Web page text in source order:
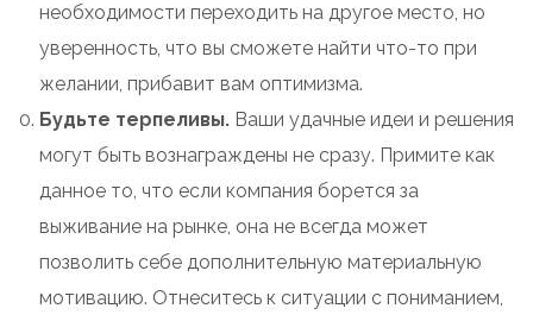
необходимости переходить на другое место, но
уверенность, что вы сможете найти что-то при
желании, прибавит вам оптимизма.
Будьте терпеливы. Ваши удачные идеи и решения
могут быть вознаграждены не сразу. Примите как
данное то, что если компания борется за
выживание на рынке, она не всегда может
позволить себе дополнительную материальную
мотивацию. Отнеситесь к ситуации с пониманием,